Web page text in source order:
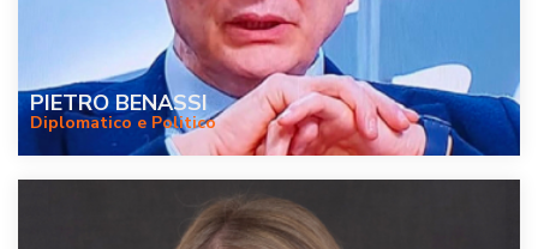
PIETRO BENASSI
Diplomatico e Politico